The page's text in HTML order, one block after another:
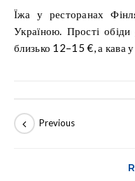
Їжа у ресторанах
Україною. Прості
близько 12–15 €, а кава